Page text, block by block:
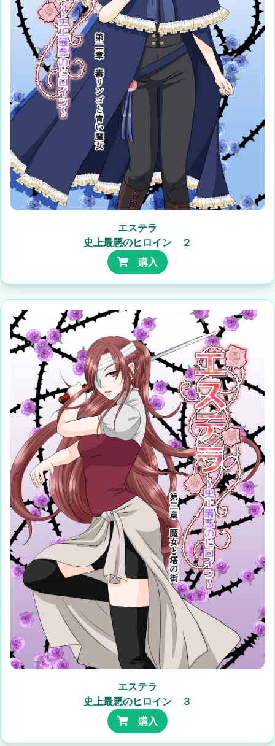
エステラ
史上最悪のヒロイン ２
購入
エステラ
史上最悪のヒロイン ３
購入